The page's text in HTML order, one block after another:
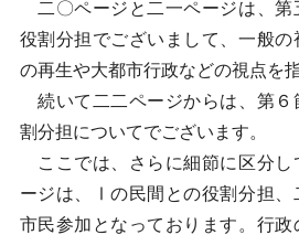
二〇ページと二一ページは、第
役割分担でございまして、一般の
の再生や大都市行政などの視点を
続いて二二ページからは、第６
割分担についてでございます。
ここでは、さらに細節に区分し
ージは、Ⅰの民間との役割分担、
市民参加となっております。行